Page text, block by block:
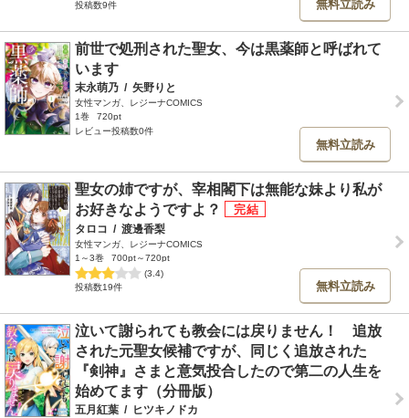
投稿数9件 無料立読み
前世で処刑された聖女、今は黒薬師と呼ばれて
います
末永萌乃 / 矢野りと
女性マンガ、レジーナCOMICS
1巻
720pt
レビュー投稿数0件
無料立読み
聖女の姉ですが、宰相閣下は無能な妹より私が
お好きなようですよ？
タロコ / 渡邊香梨
女性マンガ、レジーナCOMICS
1～3巻
700pt～720pt
(3.4)
投稿数19件
無料立読み
泣いて謝られても教会には戻りません！ 追放
された元聖女候補ですが、同じく追放された
『剣神』さまと意気投合したので第二の人生を
始めてます（分冊版）
五月紅葉 / ヒツキノドカ